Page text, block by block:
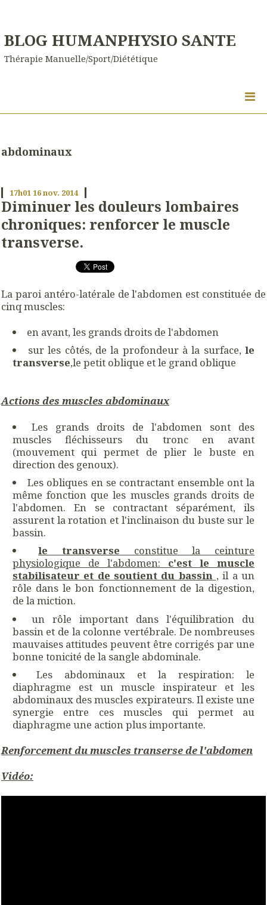
BLOG HUMANPHYSIO SANTE
Thérapie Manuelle/Sport/Diététique
abdominaux
17h0116nov. 2014
Diminuer les douleurs lombaires
chroniques: renforcer le muscle
transverse.
La paroi antéro-latérale de l'abdomen est constituée de
cinq muscles:
en avant, les grands droits de l'abdomen
sur les côtés, de la profondeur à la surface,le
transverse,le petit oblique et le grand oblique
Actions des muscles abdominaux
Les grands droits de l'abdomen sont des
muscles fléchisseurs du tronc en avant
(mouvement qui permet de plier le buste en
direction des genoux).
Les obliques en se contractant ensemble ont la
même fonction que les muscles grands droits de
l'abdomen. En se contractant séparément, ils
assurent la rotation et l'inclinaison du buste sur le
bassin.
le transverse constitue la ceinture
physiologique de l'abdomen: c'est le muscle
stabilisateur et de soutient du bassin, il a un
rôle dans le bon fonctionnement de la digestion,
de la miction.
un rôle important dans l'équilibration du
bassin et de la colonne vertébrale. De nombreuses
mauvaises attitudes peuvent être corrigés par une
bonne tonicité de la sangle abdominale.
Les abdominaux et la respiration: le
diaphragme est un muscle inspirateur et les
abdominaux des muscles expirateurs. Il existe une
synergie entre ces muscles qui permet au
diaphragme une action plus importante.
Renforcement du muscles transerse de l'abdomen
Vidéo: